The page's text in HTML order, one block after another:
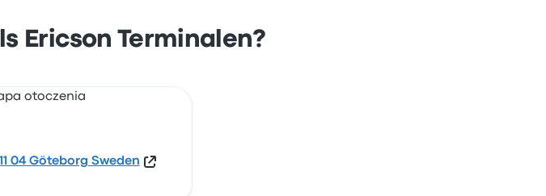
Ericson Terminalen?
04 Göteborg Sweden